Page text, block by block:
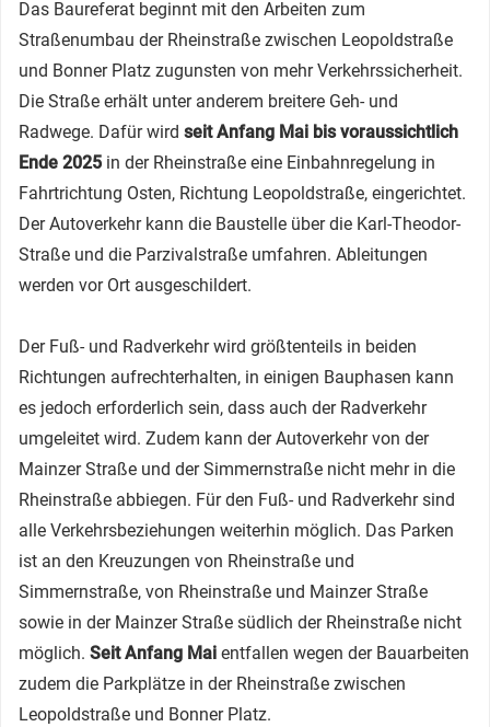
Das Baureferat beginnt mit den Arbeiten zum
Straßenumbau der Rheinstraße zwischen Leopoldstraße
und Bonner Platz zugunsten von mehr Verkehrssicherheit.
Die Straße erhält unter anderem breitere Geh- und
Radwege. Dafür wird seit Anfang Mai bis voraussichtlich
Ende 2025 in der Rheinstraße eine Einbahnregelung in
Fahrtrichtung Osten, Richtung Leopoldstraße, eingerichtet.
Der Autoverkehr kann die Baustelle über die Karl-Theodor-
Straße und die Parzivalstraße umfahren. Ableitungen
werden vor Ort ausgeschildert.
Der Fuß- und Radverkehr wird größtenteils in beiden
Richtungen aufrechterhalten, in einigen Bauphasen kann
es jedoch erforderlich sein, dass auch der Radverkehr
umgeleitet wird. Zudem kann der Autoverkehr von der
Mainzer Straße und der Simmernstraße nicht mehr in die
Rheinstraße abbiegen. Für den Fuß- und Radverkehr sind
alle Verkehrsbeziehungen weiterhin möglich. Das Parken
ist an den Kreuzungen von Rheinstraße und
Simmernstraße, von Rheinstraße und Mainzer Straße
sowie in der Mainzer Straße südlich der Rheinstraße nicht
möglich. Seit Anfang Mai entfallen wegen der Bauarbeiten
zudem die Parkplätze in der Rheinstraße zwischen
Leopoldstraße und Bonner Platz.